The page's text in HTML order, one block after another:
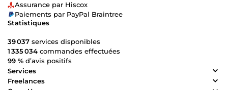
Assurance par Hiscox
Paiements par PayPal Braintree
Statistiques
39 037 services disponibles
1 335 034 commandes effectuées
99 % d’avis positifs
Services
Freelances